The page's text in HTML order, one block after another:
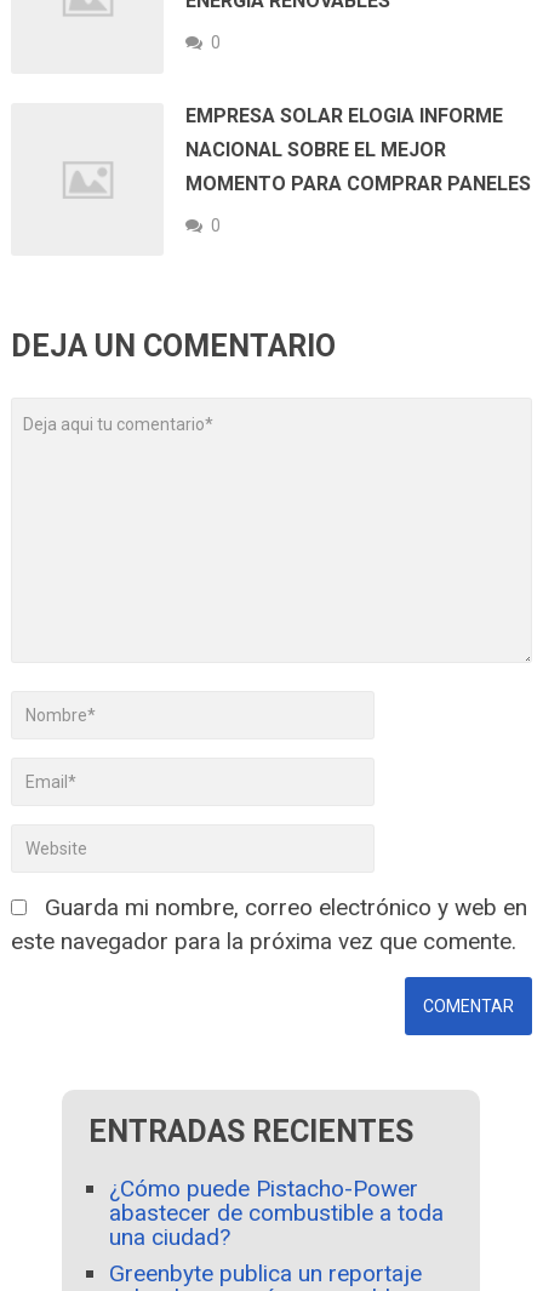
0
EMPRESA SOLAR ELOGIA INFORME
NACIONAL SOBRE EL MEJOR
MOMENTO PARA COMPRAR PANELES
0
DEJA UN COMENTARIO
Guarda mi nombre, correo electrónico y web en
este navegador para la próxima vez que comente.
ENTRADAS RECIENTES
¿Cómo puede Pistacho-Power
abastecer de combustible a toda
una ciudad?
Greenbyte publica un reportaje